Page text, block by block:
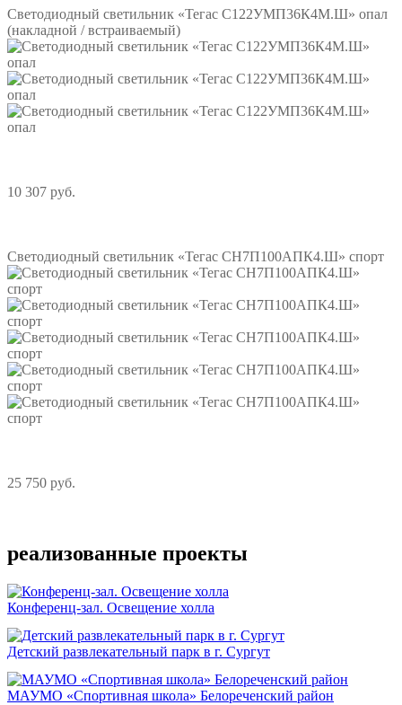
Светодиодный светильник «Тегас С122УМП36К4М.Ш» опал
(накладной / встраиваемый)
10 307 руб.
Светодиодный светильник «Тегас СН7П100АПК4.Ш» спорт
25 750 руб.
реализованные проекты
Конференц-зал. Освещение холла
Детский развлекательный парк в г. Сургут
МАУМО «Спортивная школа» Белореченский район